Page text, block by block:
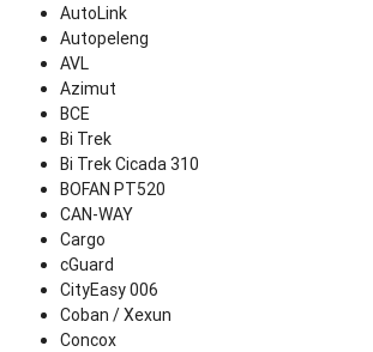
AutoLink
Autopeleng
AVL
Azimut
BCE
Bi Trek
Bi Trek Cicada 310
BOFAN PT520
CAN-WAY
Cargo
cGuard
CityEasy 006
Coban / Xexun
Concox